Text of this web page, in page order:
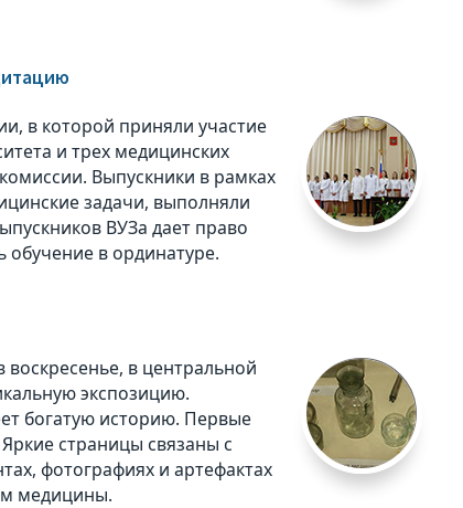
в которой приняли участие
и трех медицинских
Выпускники в рамках
задачи, выполняли
ВУЗа дает право
в ординатуре.
в центральной
экспозицию.
богатую историю. Первые
страницы связаны с
фотографиях и артефактах
медицины.